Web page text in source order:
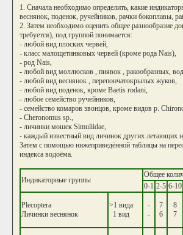
1. Сначала необходимо определить, какие
веснянок, поденок, ручейников, рачки бокоплавы,
2. Затем необходимо оценить общее разнообразие
требуется), под группой понимается:
- любой вид плоских червей,
- класс малощетинковых червей (кроме рода Nаis),
- род Nais,
- любой вид моллюсков , пиявок , ракообразных,
- любой вид веснянок , перепончатокрылых жуков,
- любой вид поденок, кроме Baetis rodani,
- любое семейство ручейников,
- семейство комаров звонцов, кроме видов р.
- Cheronomus sp.,
- личинки мошек Simuliidae,
- каждый известный вид личинок других летающих
Затем с помощью нижеприведённой таблицы на
индекса водоёма.
Индикаторные группы
Общее
0-1 2-5 6-10
Plecoptera
Личинки веснянок
>1 вида
1 вид
-
-
7
6
8
7